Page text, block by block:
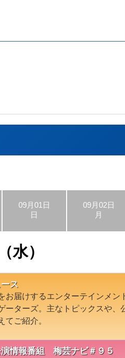
09月01日
日
09月02日
月
水）
ス
お届けするエンターテインメン
ーターズ。主なトピックスや、
てご紹介。
情報番組 梅芸ナビ＃９５